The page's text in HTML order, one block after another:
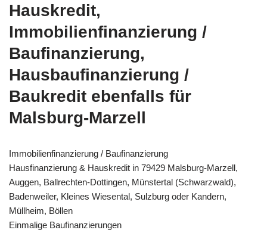
Hauskredit,
Immobilienfinanzierung /
Baufinanzierung,
Hausbaufinanzierung /
Baukredit ebenfalls für
Malsburg-Marzell
Immobilienfinanzierung / Baufinanzierung
Hausfinanzierung & Hauskredit in 79429 Malsburg-Marzell,
Auggen, Ballrechten-Dottingen, Münstertal (Schwarzwald),
Badenweiler, Kleines Wiesental, Sulzburg oder Kandern,
Müllheim, Böllen
Einmalige Baufinanzierungen